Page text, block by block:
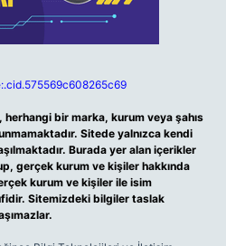
bir marka, kurum veya şahıs
Sitede yalnızca kendi
Burada yer alan içerikler
gerçek kurum ve kişiler hakkında
kurum ve kişiler ile isim
Sitemizdeki bilgiler taslak